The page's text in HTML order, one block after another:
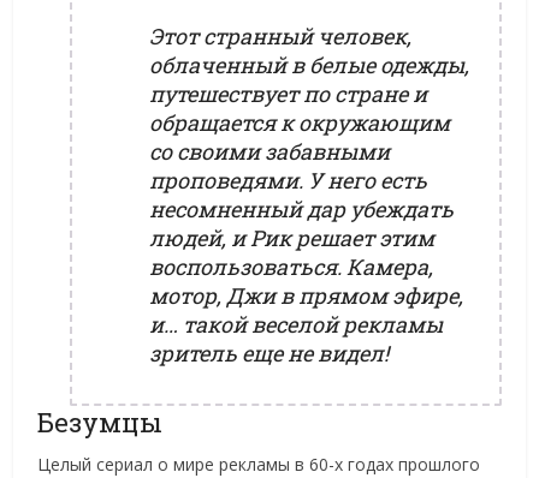
Этот странный человек,
облаченный в белые одежды,
путешествует по стране и
обращается к окружающим
со своими забавными
проповедями. У него есть
несомненный дар убеждать
людей, и Рик решает этим
воспользоваться. Камера,
мотор, Джи в прямом эфире,
и… такой веселой рекламы
зритель еще не видел!
Безумцы
Целый сериал о мире рекламы в 60-х годах прошлого